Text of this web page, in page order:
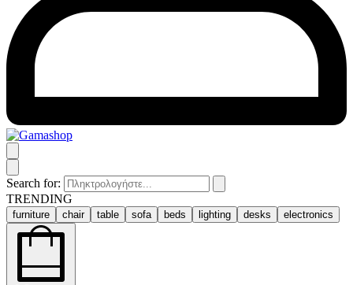
Search for:
TRENDING
furniture chair table sofa beds lighting desks electronics